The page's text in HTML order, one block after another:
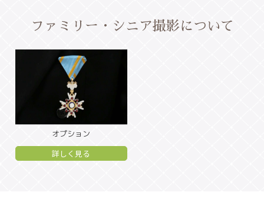
ファミリー・シニア撮影について
オプション
詳しく見る